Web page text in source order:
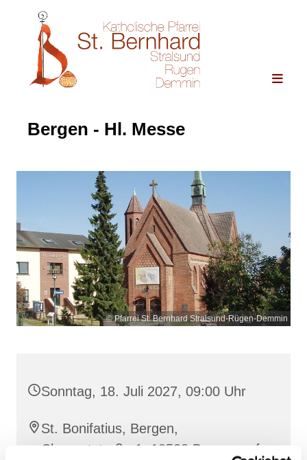
Bergen - Hl. Messe
© Pfarrei St. Bernhard Stralsund-Rügen-Demmin
Sonntag, 18. Juli 2027, 09:00 Uhr
St. Bonifatius, Bergen,
Clementstraße 1, 18528 Bergen auf